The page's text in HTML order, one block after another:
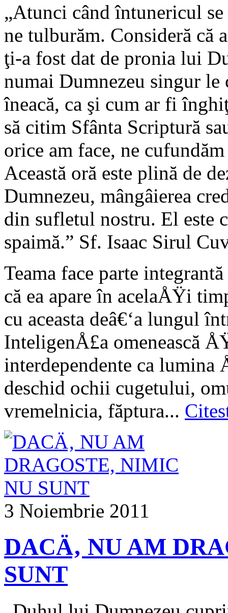
„Atunci când întunericul se
ne tulburăm. Consideră că
ţi‑a fost dat de pronia lui
numai Dumnezeu singur le
îneacă, ca şi cum ar fi
să citim Sfânta Scriptură
orice am face, ne
Această oră este plină de
Dumnezeu, mângâierea
din sufletul nostru. El este
spaimă.” Sf. Isaac Sirul
Teama face parte
că ea apare în acelaÅŸi
cu aceasta deâ€‘a lungul
InteligenÅ£a omenească
interdependente ca lumina
deschid ochii cugetului,
vremelnicia, făptura...
3 Noiembrie 2011
DACÄ‚ NU AM
SUNT